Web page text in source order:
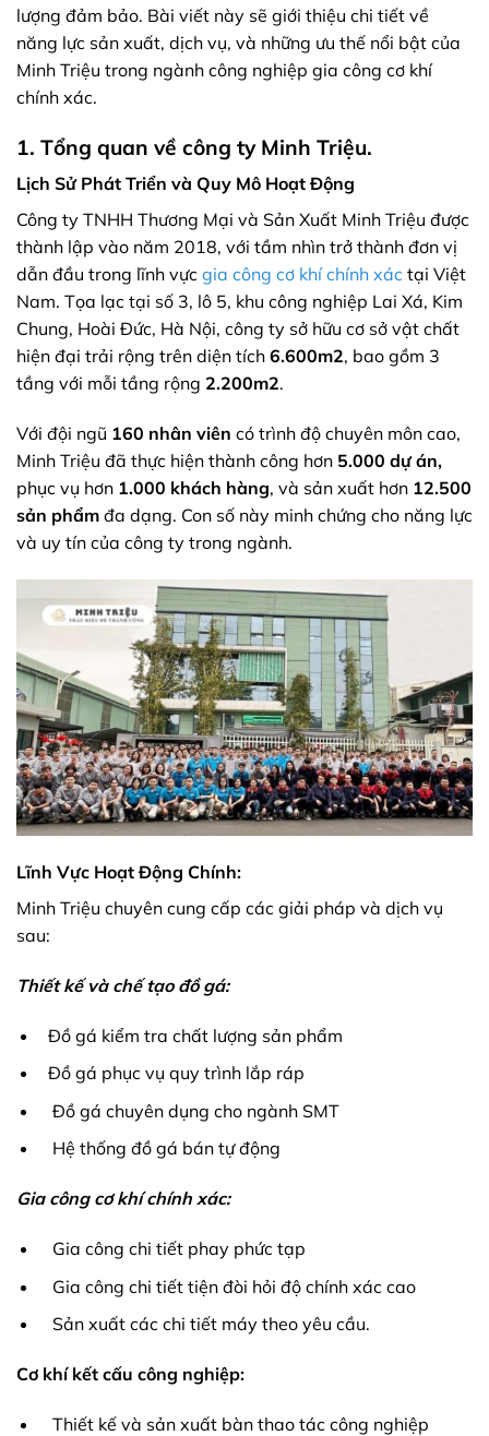
lượng đảm bảo. Bài viết này sẽ giới thiệu chi tiết về
năng lực sản xuất, dịch vụ, và những ưu thế nổi bật của
Minh Triệu trong ngành công nghiệp gia công cơ khí
chính xác.
1. Tổng quan về công ty Minh Triệu.
Lịch Sử Phát Triển và Quy Mô Hoạt Động
Công ty TNHH Thương Mại và Sản Xuất Minh Triệu được
thành lập vào năm 2018, với tầm nhìn trở thành đơn vị
dẫn đầu trong lĩnh vực gia công cơ khí chính xác tại Việt
Nam. Tọa lạc tại số 3, lô 5, khu công nghiệp Lai Xá, Kim
Chung, Hoài Đức, Hà Nội, công ty sở hữu cơ sở vật chất
hiện đại trải rộng trên diện tích 6.600m2, bao gồm 3
tầng với mỗi tầng rộng 2.200m2.
Với đội ngũ 160 nhân viên có trình độ chuyên môn cao,
Minh Triệu đã thực hiện thành công hơn 5.000 dự án,
phục vụ hơn 1.000 khách hàng, và sản xuất hơn 12.500
sản phẩm đa dạng. Con số này minh chứng cho năng lực
và uy tín của công ty trong ngành.
Lĩnh Vực Hoạt Động Chính:
Minh Triệu chuyên cung cấp các giải pháp và dịch vụ
sau:
Thiết kế và chế tạo đồ gá:
Đồ gá kiểm tra chất lượng sản phẩm
Đồ gá phục vụ quy trình lắp ráp
Đồ gá chuyên dụng cho ngành SMT
Hệ thống đồ gá bán tự động
Gia công cơ khí chính xác:
Gia công chi tiết phay phức tạp
Gia công chi tiết tiện đòi hỏi độ chính xác cao
Sản xuất các chi tiết máy theo yêu cầu.
Cơ khí kết cấu công nghiệp:
Thiết kế và sản xuất bàn thao tác công nghiệp